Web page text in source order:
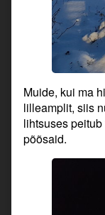
Muide, kui ma
lilleamplit, siis
lihtsuses
põõsaid.